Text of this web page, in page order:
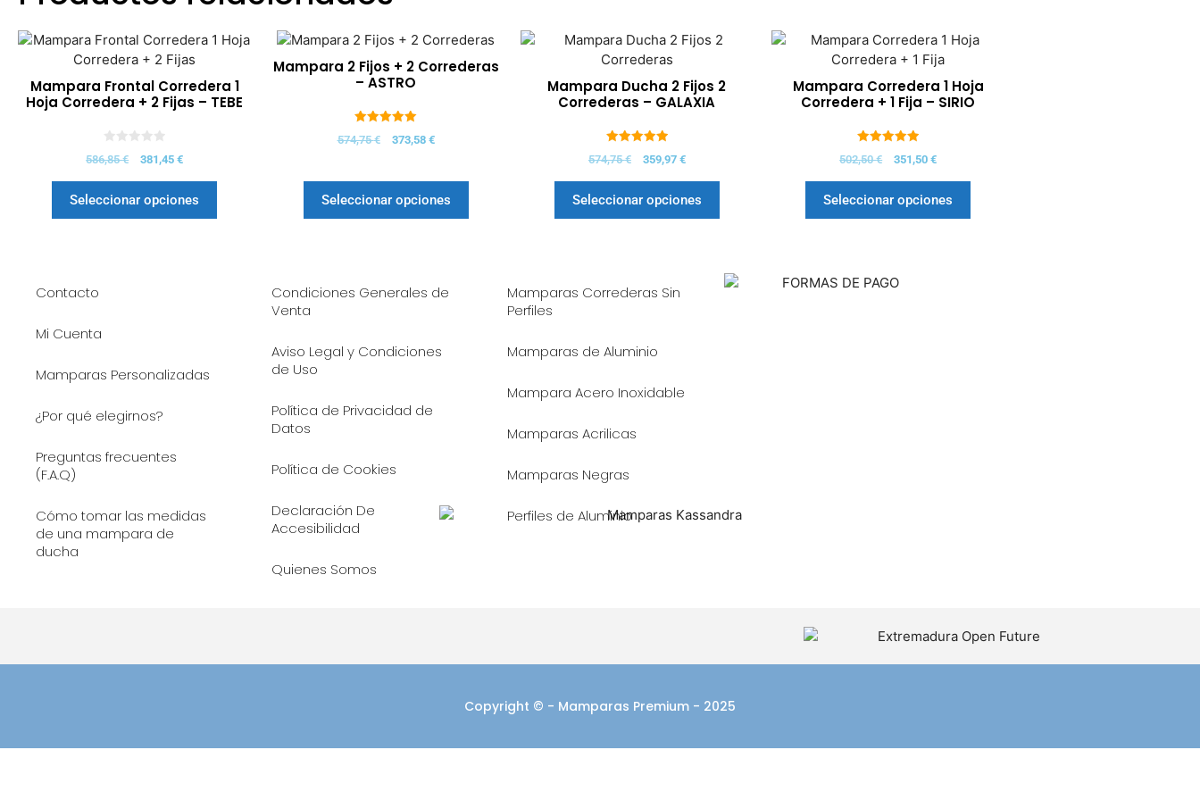
Mampara Frontal Corredera 1
Hoja Corredera + 2 Fijas – TEBE
0
d
5
586,85€ 381,45€
Seleccionar opciones
Mampara 2 Fijos + 2 Correderas
– ASTRO
5.00
de 5
574,75€ 373,58 €
Seleccionar opciones
Mampara Ducha 2 Fijos 2
Correderas – GALAXIA
5.00
de 5
574,75€ 359,97 €
Seleccionar opciones
Mampara Corredera 1 Hoja
Corredera + 1 Fija – SIRIO
5.00
de 5
502,50€ 351,50€
Seleccionar opciones
Contacto
Mi Cuenta
Mamparas Personalizadas
¿Por qué elegirnos?
Preguntas frecuentes
(F.A.Q)
Cómo tomar las medidas
de una mampara de
ducha
Condiciones Generales de
Venta
Aviso Legal y Condiciones
de Uso
Política de Privacidad de
Datos
Política de Cookies
Declaración De
Accesibilidad
Quienes Somos
Mamparas Correderas Sin
Perfiles
Mamparas de Aluminio
Mampara Acero Inoxidable
Mamparas Acrilicas
Mamparas Negras
Perfiles de Aluminio
Copyright © - Mamparas Premium - 2025